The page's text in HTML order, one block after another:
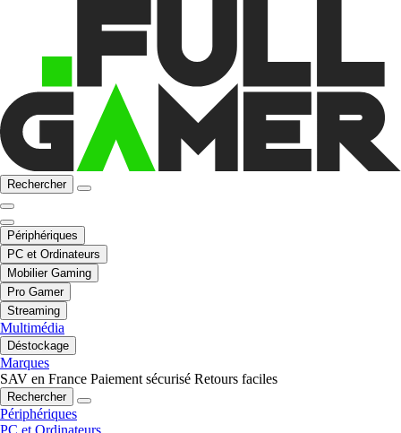
Rechercher
Périphériques
PC et Ordinateurs
Mobilier Gaming
Pro Gamer
Streaming
Multimédia
Déstockage
Marques
SAV en France Paiement sécurisé Retours faciles
Rechercher
Périphériques
PC et Ordinateurs